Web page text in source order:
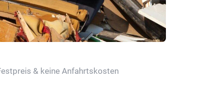
& keine Anfahrtskosten